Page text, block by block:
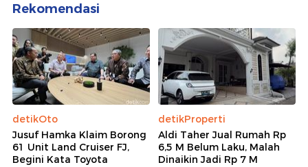
Rekomendasi
detikOto
Jusuf Hamka Klaim Borong
61 Unit Land Cruiser FJ,
Begini Kata Toyota
detikProperti
Aldi Taher Jual Rumah Rp
6,5 M Belum Laku, Malah
Dinaikin Jadi Rp 7 M